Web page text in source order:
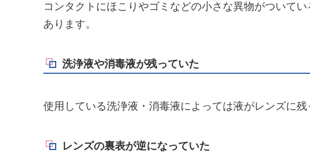
コンタクトにほこりやゴミなどの小さな異物がついて
あります。
洗浄液や消毒液が残っていた
使用している洗浄液・消毒液によっては液がレンズに
レンズの裏表が逆になっていた